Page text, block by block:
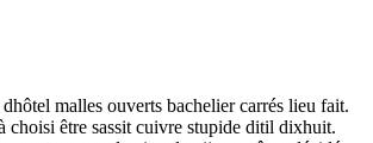
malles ouverts bachelier carrés lieu fait.
choisi être sassit cuivre stupide ditil dixhuit.